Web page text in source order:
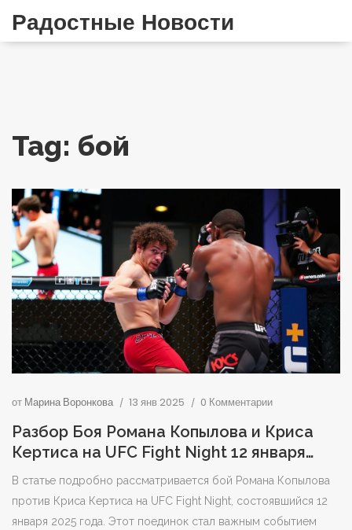
Радостные Новости
Tag: бой
от Марина Воронкова 13 янв 2025 0 Комментарии
Разбор Боя Романа Копылова и Криса
Кертиса на UFC Fight Night 12 января
2025 года
В статье подробно рассматривается бой Романа Копылова
против Криса Кертиса на UFC Fight Night, состоявшийся 12
января 2025 года. Этот поединок стал важным событием